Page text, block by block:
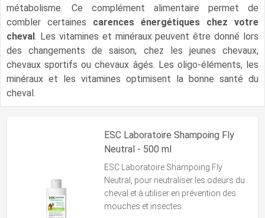
métabolisme. Ce complément alimentaire permet de
combler certaines carences énergétiques chez votre
cheval. Les vitamines et minéraux peuvent être donné lors
des changements de saison, chez les jeunes chevaux,
chevaux sportifs ou chevaux âgés. Les oligo-éléments, les
minéraux et les vitamines optimisent la bonne santé du
cheval.
ESC Laboratoire Shampoing Fly
Neutral - 500 ml
ESC Laboratoire Shampoing Fly
Neutral, pour neutraliser les odeurs du
cheval et à utiliser en prévention des
mouches et insectes.